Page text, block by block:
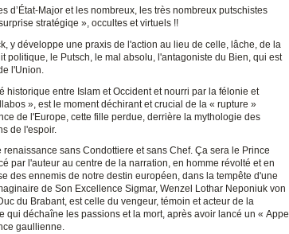
d’État-Major et les nombreux, les très nombreux putschistes
stratégiqe », occultes et virtuels !!
y développe une praxis de l'action au lieu de celle, lâche, de la
politique, le Putsch, le mal absolu, l'antagoniste du Bien, qui est
l'Union.
historique entre Islam et Occident et nourri par la félonie et
», est le moment déchirant et crucial de la « rupture »
de l'Europe, cette fille perdue, derrière la mythologie des
de l'espoir.
sans Condottiere et sans Chef. Ça sera le Prince
par l'auteur au centre de la narration, en homme révolté et en
des ennemis de notre destin européen, dans la tempête d'une
de Son Excellence Sigmar, Wenzel Lothar Neponiuk von
du Brabant, est celle du vengeur, témoin et acteur de la
qui déchaîne les passions et la mort, après avoir lancé un « Appel
gaullienne.